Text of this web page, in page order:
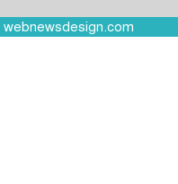
webnewsdesign.com